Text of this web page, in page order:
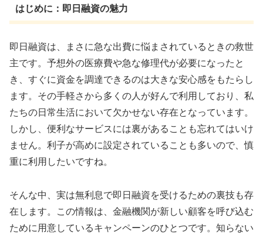
はじめに：即日融資の魅力
即日融資は、まさに急な出費に悩まされているときの救世
主です。予想外の医療費や急な修理代が必要になったと
き、すぐに資金を調達できるのは大きな安心感をもたらし
ます。その手軽さから多くの人が好んで利用しており、私
たちの日常生活において欠かせない存在となっています。
しかし、便利なサービスには裏があることも忘れてはいけ
ません。利子が高めに設定されていることも多いので、慎
重に利用したいですね。
そんな中、実は無利息で即日融資を受けるための裏技も存
在します。この情報は、金融機関が新しい顧客を呼び込む
ために用意しているキャンペーンのひとつです。知らない